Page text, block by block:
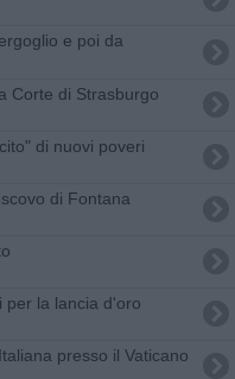
e poi da
Corte di Strasburgo
di nuovi poveri
di Fontana
per la lancia d'oro
presso il Vaticano